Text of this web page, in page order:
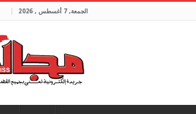
الجمعة, 7 أغسطس , 2026